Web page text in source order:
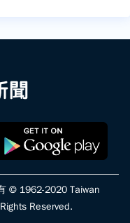
© 1962-2020 Taiwan
Reserved.